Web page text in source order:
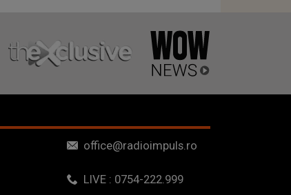
office@radioimpuls.ro
LIVE : 0754-222.999